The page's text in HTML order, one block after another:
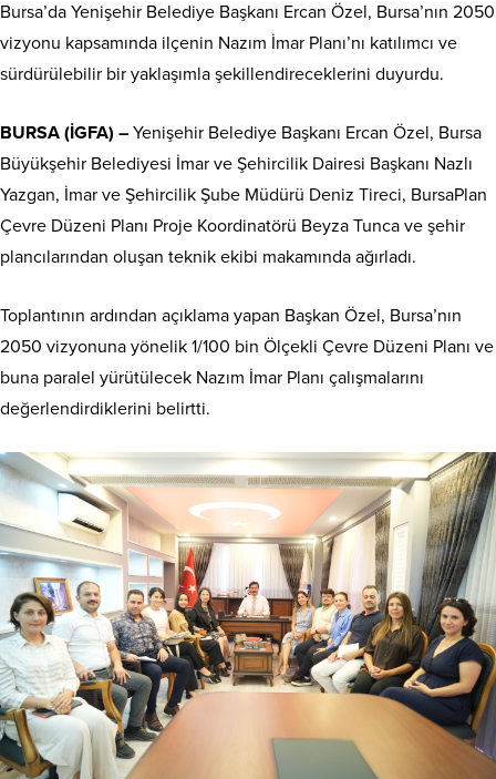
Bursa’da Yenişehir Belediye Başkanı Ercan Özel, Bursa’nın 2050
vizyonu kapsamında ilçenin Nazım İmar Planı’nı katılımcı ve
sürdürülebilir bir yaklaşımla şekillendireceklerini duyurdu.
BURSA (İGFA) – Yenişehir Belediye Başkanı Ercan Özel, Bursa
Büyükşehir Belediyesi İmar ve Şehircilik Dairesi Başkanı Nazlı
Yazgan, İmar ve Şehircilik Şube Müdürü Deniz Tireci, BursaPlan
Çevre Düzeni Planı Proje Koordinatörü Beyza Tunca ve şehir
plancılarından oluşan teknik ekibi makamında ağırladı.
Toplantının ardından açıklama yapan Başkan Özel, Bursa’nın
2050 vizyonuna yönelik 1/100 bin Ölçekli Çevre Düzeni Planı ve
buna paralel yürütülecek Nazım İmar Planı çalışmalarını
değerlendirdiklerini belirtti.